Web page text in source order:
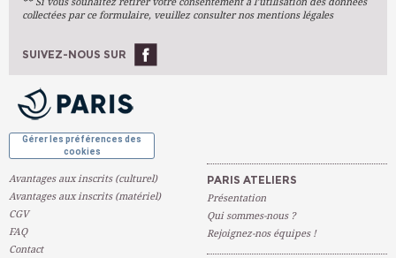
Arts Numériques
Ateliers À L'année
collectées par ce formulaire, veuillez consulter nos mentions légales
SUIVEZ-NOUS SUR
Gérer les préférences des
cookies
Avantages aux inscrits (culturel)
Avantages aux inscrits (matériel)
CGV
FAQ
Contact
PARIS ATELIERS
Présentation
Qui sommes-nous ?
Rejoignez-nos équipes !